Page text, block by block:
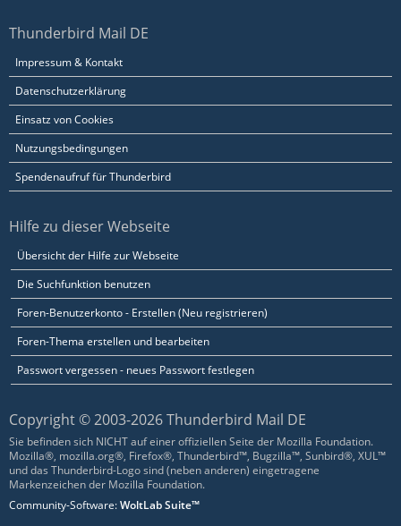
Thunderbird Mail DE
Impressum & Kontakt
Datenschutzerklärung
Einsatz von Cookies
Nutzungsbedingungen
Spendenaufruf für Thunderbird
Hilfe zu dieser Webseite
Übersicht der Hilfe zur Webseite
Die Suchfunktion benutzen
Foren-Benutzerkonto - Erstellen (Neu registrieren)
Foren-Thema erstellen und bearbeiten
Passwort vergessen - neues Passwort festlegen
Copyright © 2003-2026 Thunderbird Mail DE
Sie befinden sich NICHT auf einer offiziellen Seite der Mozilla Foundation.
Mozilla®, mozilla.org®, Firefox®, Thunderbird™, Bugzilla™, Sunbird®, XUL™
und das Thunderbird-Logo sind (neben anderen) eingetragene
Markenzeichen der Mozilla Foundation.
Community-Software:WoltLab Suite™